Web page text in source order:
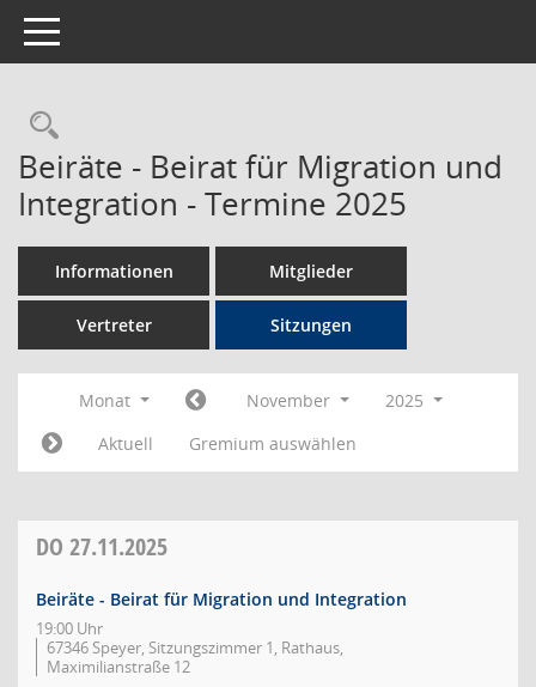
Toggle navigation
Rechercheauswahl
Beiräte - Beirat für Migration und
Integration - Termine 2025
Informationen Mitglieder
Vertreter Sitzungen
Monat November
2025
Aktuell
Gremium auswählen
DO 27.11.2025
Beiräte - Beirat für Migration und Integration
19:00 Uhr
67346 Speyer, Sitzungszimmer 1, Rathaus,
Maximilianstraße 12